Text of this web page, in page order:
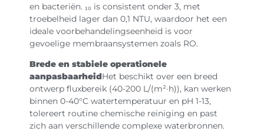
en bacteriën. ₁₀ is consistent onder 3, met
troebelheid lager dan 0,1 NTU, waardoor het een
ideale voorbehandelingseenheid is voor
gevoelige membraansystemen zoals RO.
Brede en stabiele operationele
aanpasbaarheidHet beschikt over een breed
ontwerp fluxbereik (40-200 L/(m²·h)), kan werken
binnen 0-40°C watertemperatuur en pH 1-13,
tolereert routine chemische reiniging en past
zich aan verschillende complexe waterbronnen.